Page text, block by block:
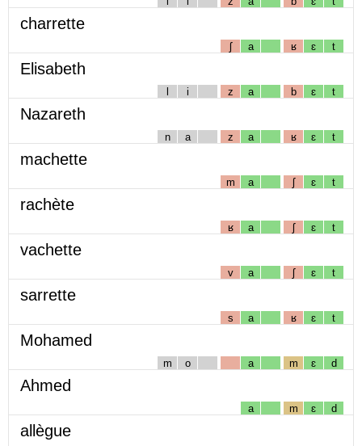
charrette
ʃ a ʁ ɛ t
Elisabeth
l i z a b ɛ t
Nazareth
n a z a ʁ ɛ t
machette
m a ʃ ɛ t
rachète
ʁ a ʃ ɛ t
vachette
v a ʃ ɛ t
sarrette
s a ʁ ɛ t
Mohamed
m o a m ɛ d
Ahmed
a m ɛ d
allègue